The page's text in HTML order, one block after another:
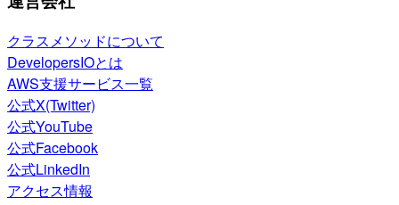
クラスメソッドについて
DevelopersIOとは
AWS支援サービス一覧
公式X(Twitter)
公式YouTube
公式Facebook
公式LinkedIn
アクセス情報